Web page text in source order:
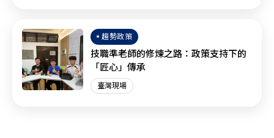
趨勢政策
技職準老師的修煉之路：政策支持下的
「匠心」傳承
臺灣現場